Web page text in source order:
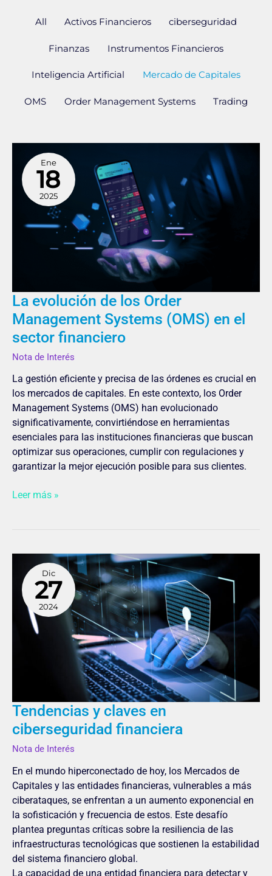
All Activos Financieros ciberseguridad
Finanzas Instrumentos Financieros
Inteligencia Artificial Mercado de Capitales
OMS Order Management Systems Trading
Ene
18
2025
La evolución de los Order
Management Systems (OMS) en el
sector financiero
Nota de Interés
La gestión eficiente y precisa de las órdenes es crucial en
los mercados de capitales. En este contexto, los Order
Management Systems (OMS) han evolucionado
significativamente, convirtiéndose en herramientas
esenciales para las instituciones financieras que buscan
optimizar sus operaciones, cumplir con regulaciones y
garantizar la mejor ejecución posible para sus clientes.
evolución
los
Management
sector
Leer más »
Dic
27
2024
Tendencias y claves en
ciberseguridad financiera
Nota de Interés
En el mundo hiperconectado de hoy, los Mercados de
Capitales y las entidades financieras, vulnerables a más
ciberataques, se enfrentan a un aumento exponencial en
la sofisticación y frecuencia de estos. Este desafío
plantea preguntas críticas sobre la resiliencia de las
infraestructuras tecnológicas que sostienen la estabilidad
del sistema financiero global.
La capacidad de una entidad financiera para detectar y
Tendencias
claves
ciberseguridad
financiera